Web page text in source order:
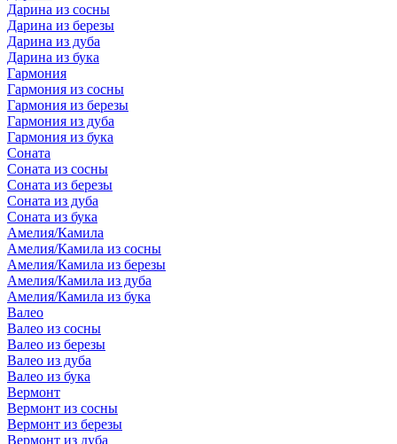
Дарина из сосны
Дарина из березы
Дарина из дуба
Дарина из бука
Гармония
Гармония из сосны
Гармония из березы
Гармония из дуба
Гармония из бука
Соната
Соната из сосны
Соната из березы
Соната из дуба
Соната из бука
Амелия/Камила
Амелия/Камила из сосны
Амелия/Камила из березы
Амелия/Камила из дуба
Амелия/Камила из бука
Валео
Валео из сосны
Валео из березы
Валео из дуба
Валео из бука
Вермонт
Вермонт из сосны
Вермонт из березы
Вермонт из дуба